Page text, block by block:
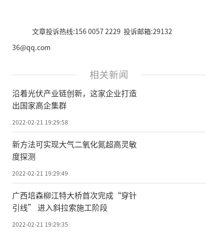
文章投诉热线:156 0057 2229 投诉邮箱:29132
36@qq.com
相关新闻
沿着光伏产业链创新，这家企业打造
出国家高企集群
2022-02-21 19:29:58
新方法可实现大气二氧化氮超高灵敏
度探测
2022-02-21 19:29:49
广西培森柳江特大桥首次完成“穿针
引线” 进入斜拉索施工阶段
2022-02-21 19:29:35